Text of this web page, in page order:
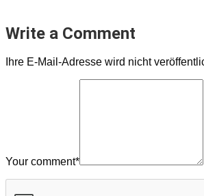
Write a Comment
Ihre E-Mail-Adresse wird nicht
Your comment*